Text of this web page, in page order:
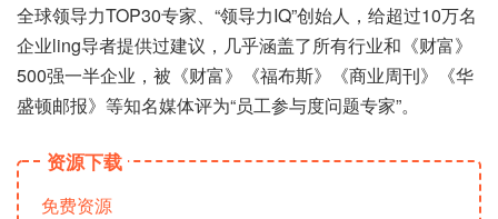
全球领导力TOP30专家、“领导力IQ”创始人，给超过10万名
企业ling导者提供过建议，几乎涵盖了所有行业和《财富》
500强一半企业，被《财富》《福布斯》《商业周刊》《华
盛顿邮报》等知名媒体评为“员工参与度问题专家”。
资源下载
免费资源